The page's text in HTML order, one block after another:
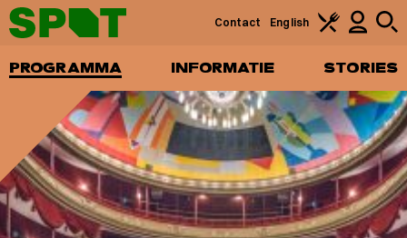
PROGRAMMA INFORMATIE STORIES
Contact English